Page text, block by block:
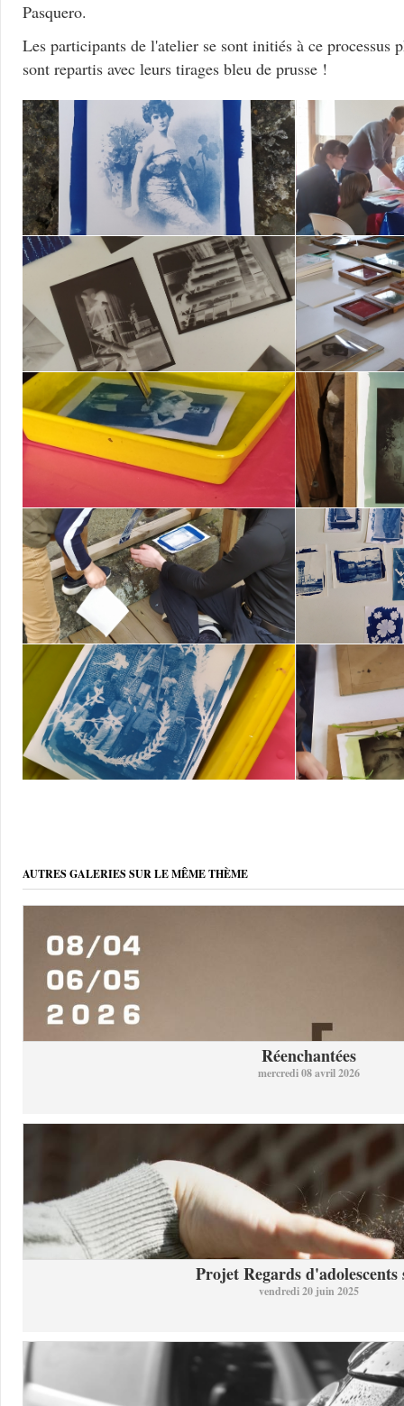
Pasquero.
Les participants de l'atelier se sont initiés à ce processus
sont repartis avec leurs tirages bleu de prusse !
AUTRES GALERIES SUR LE MÊME THÈME
Réenchantées
mercredi 08 avril 2026
Projet Regards d'adolescents
vendredi 20 juin 2025